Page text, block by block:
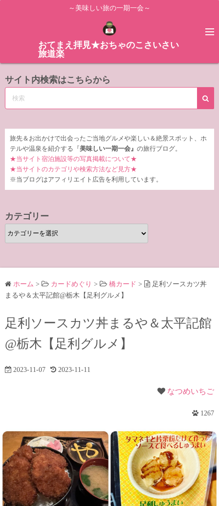
ス
ッ
～美味しい旅の一期一会～
おてまえ拝見★おちゃのこさいさい
旅道楽
サイト内検索はこちらから
旅先＆お出かけで出会ったご当地グルメや楽しい＆絶景スポット、ホ
テルや温泉を紹介する『 美味しい一期一会』 の旅行ブログ。
★当サイト宿泊施設等の写真掲載について★
★当サイトのカテゴリや検索方法など見方★
※当ブログはアフィリエイト広告を利用しています。
カテゴリー
カ
テ
リ
ー ホーム > カードめぐり > 橋カード >
足利ソースカツ丼
まるや＆太平記館@栃木【足利グルメ】
足利ソースカツ丼まるや＆太平記館
@栃木【足利グルメ】
2023-11-07 2023-11-11
なつめいちご
1267